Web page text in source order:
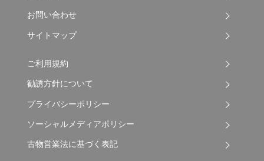
お問い合わせ
サイトマップ
ご利用規約
勧誘方針について
プライバシーポリシー
ソーシャルメディアポリシー
古物営業法に基づく表記